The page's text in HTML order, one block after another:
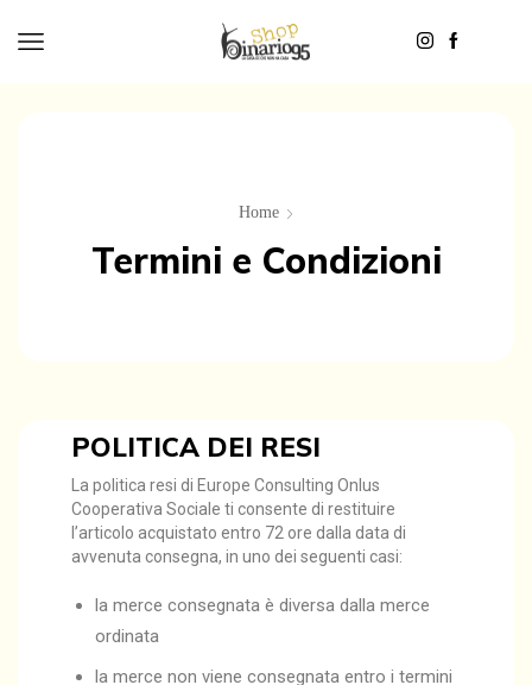
Home
Termini e Condizioni
POLITICA DEI RESI
La politica resi di Europe Consulting Onlus
Cooperativa Sociale ti consente di restituire
l’articolo acquistato entro 72 ore dalla data di
avvenuta consegna, in uno dei seguenti casi:
la merce consegnata è diversa dalla merce
ordinata
la merce non viene consegnata entro i termini